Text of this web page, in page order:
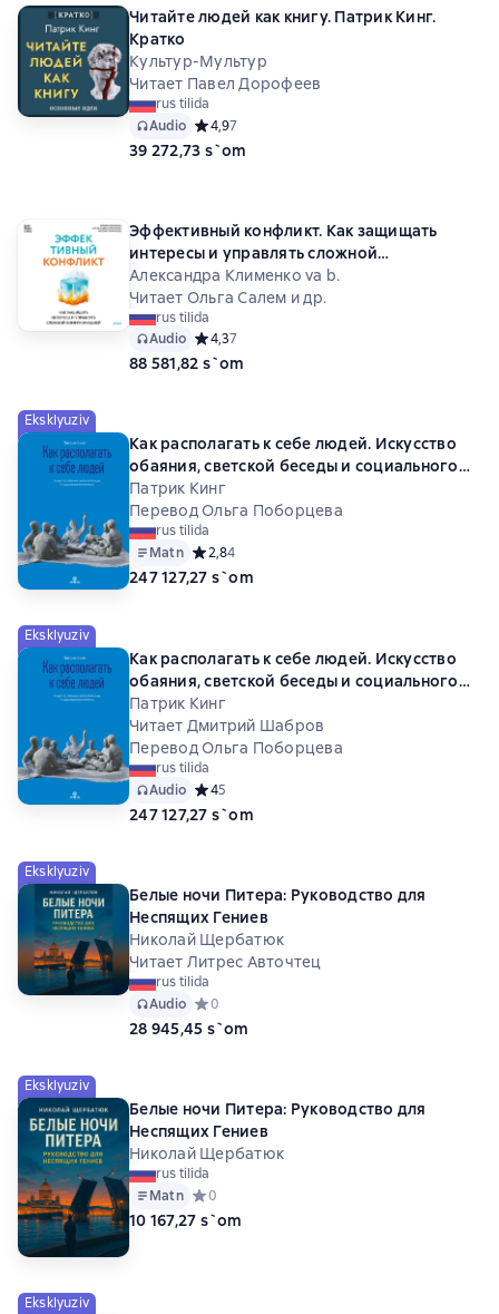
Читайте людей как книгу. Патрик Кинг.
Кратко
Культур-Мультур
Читает Павел Дорофеев
rus tilida
Audio Средний рейтинг 4,9 на основе 7 оценок
4,97
39 272,73 s`om
Эффективный конфликт. Как защищать
интересы и управлять сложной
коммуникацией
Александра Клименко va b.
Читает Ольга Салем и др.
rus tilida
Audio Средний рейтинг 4,3 на основе 7 оценок
4,37
88 581,82 s`om
Eksklyuziv
Как располагать к себе людей. Искусство
обаяния, светской беседы и социального
интеллекта
Патрик Кинг
Перевод Ольга Поборцева
rus tilida
Matn Средний рейтинг 2,8 на основе 4 оценок
2,84
247 127,27 s`om
Eksklyuziv
Как располагать к себе людей. Искусство
обаяния, светской беседы и социального
интеллекта
Патрик Кинг
Читает Дмитрий Шабров
Перевод Ольга Поборцева
rus tilida
Audio Средний рейтинг 4 на основе 5 оценок
45
247 127,27 s`om
Eksklyuziv
Белые ночи Питера: Руководство для
Неспящих Гениев
Николай Щербатюк
Читает Литрес Авточтец
rus tilida
Audio Средний рейтинг 0 на основе 0 оценок
0
28 945,45 s`om
Eksklyuziv
Белые ночи Питера: Руководство для
Неспящих Гениев
Николай Щербатюк
rus tilida
Matn Средний рейтинг 0 на основе 0 оценок
0
10 167,27 s`om
Eksklyuziv